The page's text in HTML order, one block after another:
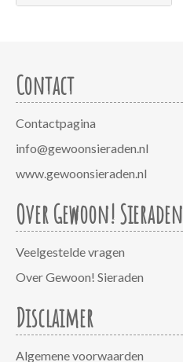
Contact
Contactpagina
info@gewoonsieraden.nl
www.gewoonsieraden.nl
Over Gewoon! Sieraden
Veelgestelde vragen
Over Gewoon! Sieraden
Disclaimer
Algemene voorwaarden